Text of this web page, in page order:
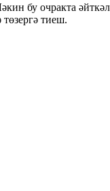
бу очракта
тиеш.